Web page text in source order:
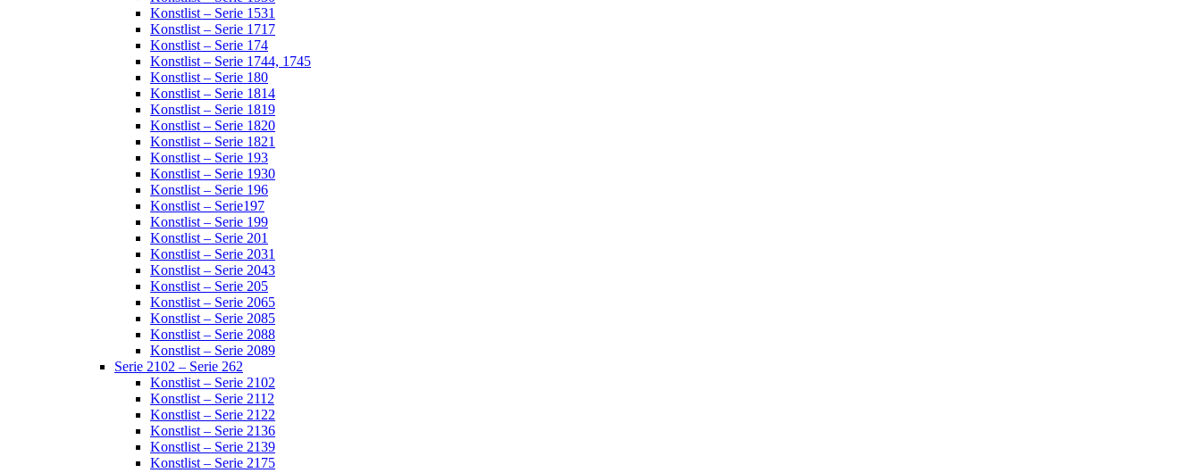
Konstlist – Serie 1531
Konstlist – Serie 1717
Konstlist – Serie 174
Konstlist – Serie 1744, 1745
Konstlist – Serie 180
Konstlist – Serie 1814
Konstlist – Serie 1819
Konstlist – Serie 1820
Konstlist – Serie 1821
Konstlist – Serie 193
Konstlist – Serie 1930
Konstlist – Serie 196
Konstlist – Serie197
Konstlist – Serie 199
Konstlist – Serie 201
Konstlist – Serie 2031
Konstlist – Serie 2043
Konstlist – Serie 205
Konstlist – Serie 2065
Konstlist – Serie 2085
Konstlist – Serie 2088
Konstlist – Serie 2089
Serie 2102 – Serie 262
Konstlist – Serie 2102
Konstlist – Serie 2112
Konstlist – Serie 2122
Konstlist – Serie 2136
Konstlist – Serie 2139
Konstlist – Serie 2175